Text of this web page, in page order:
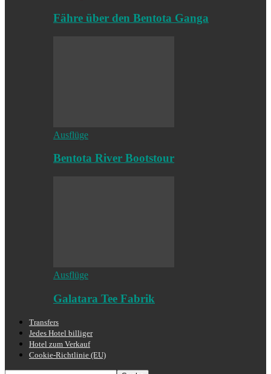
Fähre über den Bentota Ganga
Ausflüge
Bentota River Bootstour
Ausflüge
Galatara Tee Fabrik
Transfers
Jedes Hotel billiger
Hotel zum Verkauf
Cookie-Richtlinie (EU)